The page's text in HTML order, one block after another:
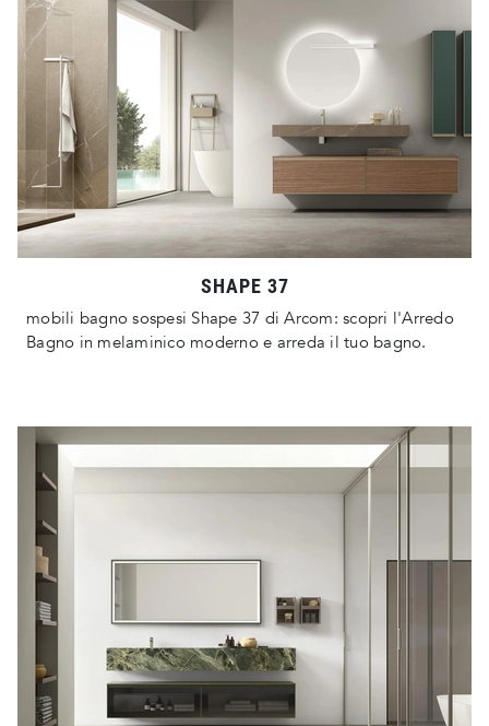
SHAPE 37
mobili bagno sospesi Shape 37 di Arcom: scopri l'Arredo
Bagno in melaminico moderno e arreda il tuo bagno.